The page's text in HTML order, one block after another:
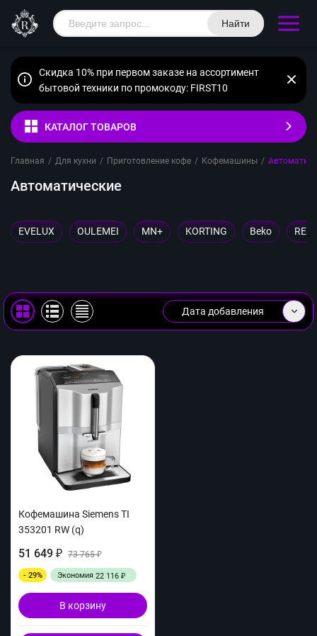
Найти
Скидка 10% при первом заказе на ассортимент
бытовой техники по промокоду: FIRST10
КАТАЛОГ ТОВАРОВ
Главная / Для кухни / Приготовление кофе / Кофемашины /
Автоматические
EVELUX OULEMEI MN+ KORTING Beko RED
Дата добавления
Кофемашина Siemens TI
353201 RW (q)
51 649 ₽ 73 765₽
- 29% Экономия 22 116 ₽
В корзину